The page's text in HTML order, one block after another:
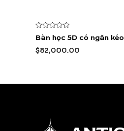
Được
xếp
hạng
0
Bàn học 5D có ngăn kéo
$82,000.00